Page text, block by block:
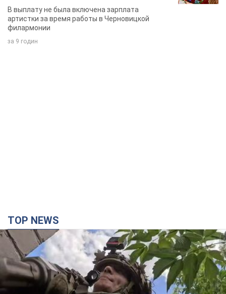
певица
В выплату не была включена зарплата
артистки за время работы в Черновицкой
филармонии
за 9 годин
TOP NEWS